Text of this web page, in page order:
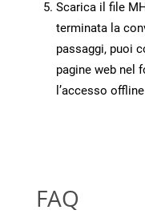
Scarica il file
terminata la
passaggi, puoi
pagine web nel
l’accesso
FAQ